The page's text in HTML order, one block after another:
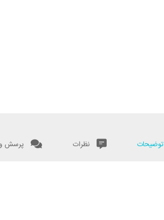
توضیحات نظرات پرسش